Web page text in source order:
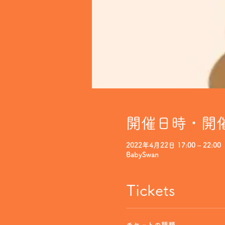
開催日時・開
2022年4月22日 17:00 – 22:00
BabySwan
Tickets